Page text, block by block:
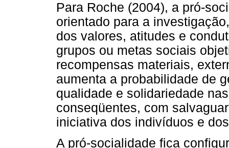
Para Roche (2004), a pró-
orientado para a
dos valores, atitudes e
grupos ou metas sociais
recompensas materiais,
aumenta a probabilidade de
qualidade e solidariedade
conseqüentes, com
iniciativa dos indivíduos e
A pró-socialidade fica